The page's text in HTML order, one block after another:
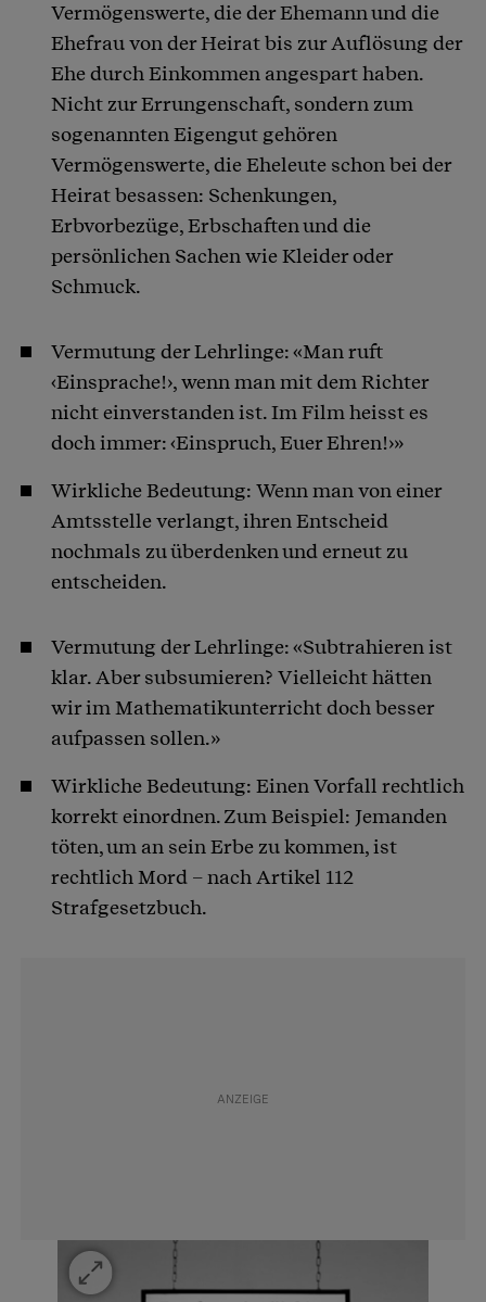
Vermögenswerte, die der Ehemann und die
Ehefrau von der Heirat bis zur Auflösung der
Ehe durch Einkommen angespart haben.
Nicht zur Errungenschaft, sondern zum
sogenannten Eigengut gehören
Vermögenswerte, die Eheleute schon bei der
Heirat besassen: Schenkungen,
Erbvorbezüge, Erbschaften und die
persönlichen Sachen wie Kleider oder
Schmuck.
Vermutung der Lehrlinge: «Man ruft
‹Einsprache!›, wenn man mit dem Richter
nicht einverstanden ist. Im Film heisst es
doch immer: ‹Einspruch, Euer Ehren!›»
Wirkliche Bedeutung: Wenn man von einer
Amtsstelle verlangt, ihren Entscheid
nochmals zu überdenken und erneut zu
entscheiden.
Vermutung der Lehrlinge: «Subtrahieren ist
klar. Aber subsumieren? Vielleicht hätten
wir im Mathematikunterricht doch besser
aufpassen sollen.»
Wirkliche Bedeutung: Einen Vorfall rechtlich
korrekt einordnen. Zum Beispiel: Jemanden
töten, um an sein Erbe zu kommen, ist
rechtlich Mord – nach Artikel 112
Strafgesetzbuch.